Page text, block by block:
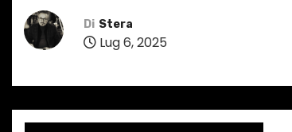
Di Stera
Lug 6, 2025